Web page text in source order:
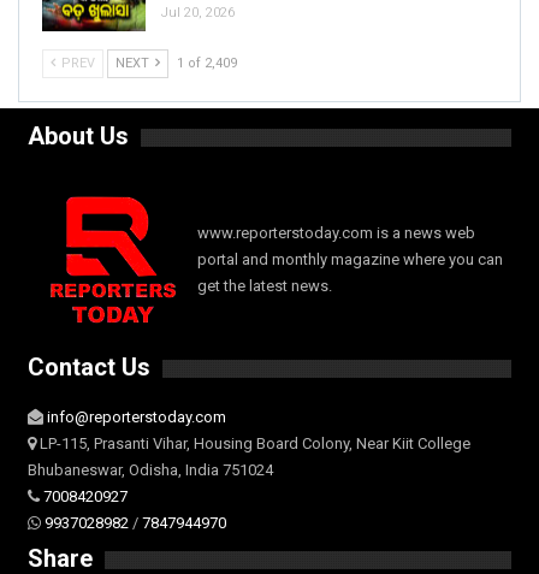
Jul 20, 2026
PREV NEXT 1 of 2,409
About Us
www.reporterstoday.com is a news web
portal and monthly magazine where you can
get the latest news.
Contact Us
info@reporterstoday.com
LP-115, Prasanti Vihar, Housing Board Colony, Near Kiit College
Bhubaneswar, Odisha, India 751024
7008420927
9937028982 / 7847944970
Share